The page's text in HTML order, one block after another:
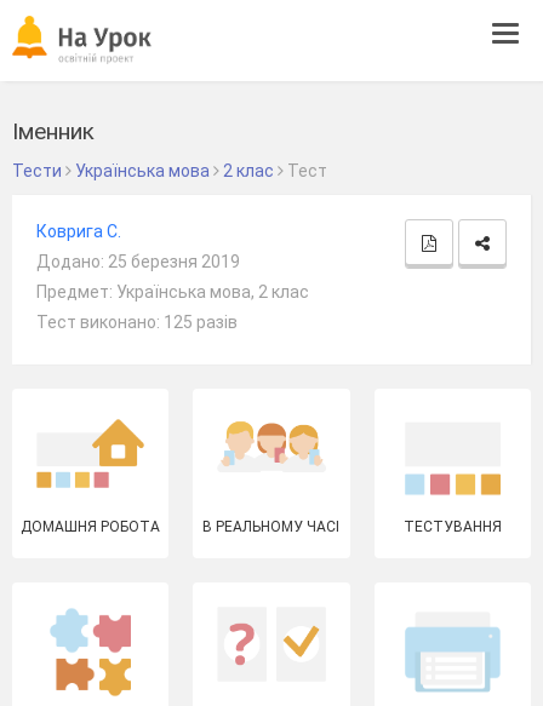
Іменник
Тести Українська мова 2 клас Тест
Коврига С.
Додано: 25 березня 2019
Предмет: Українська мова, 2 клас
Тест виконано: 125 разів
ДОМАШНЯ РОБОТА В РЕАЛЬНОМУ ЧАСІ ТЕСТУВАННЯ